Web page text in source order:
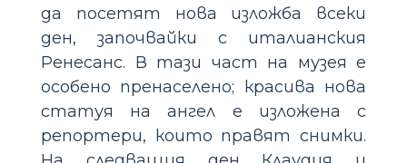
да посетят нова изложба всеки
ден, започвайки с италианския
Ренесанс. В тази част на музея е
особено пренаселено; красива нова
статуя на ангел е изложена с
репортери, които правят снимки.